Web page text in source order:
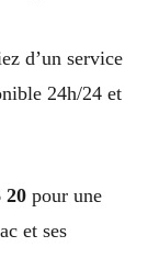
d’un service
24h/24 et
20pour une
et ses